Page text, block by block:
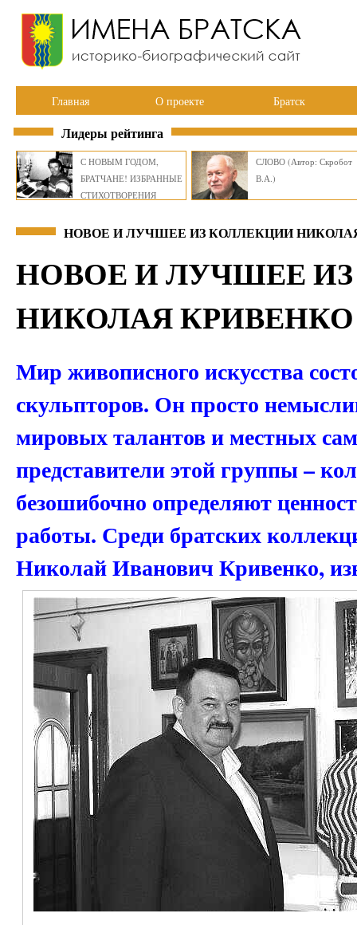
Главная О проекте Братск
Лидеры рейтинга
С НОВЫМ ГОДОМ,
БРАТЧАНЕ! ИЗБРАННЫЕ
СТИХОТВОРЕНИЯ
СЛОВО (Автор: Скробот
В.А.)
НОВОЕ И ЛУЧШЕЕ ИЗ КОЛЛЕКЦИИ
НОВОЕ И ЛУЧШЕЕ
НИКОЛАЯ КРИВЕНКО
Мир живописного искусства
скульпторов. Он просто
мировых талантов и местных
представители этой группы –
безошибочно определяют
работы. Среди братских
Николай Иванович Кривенко,